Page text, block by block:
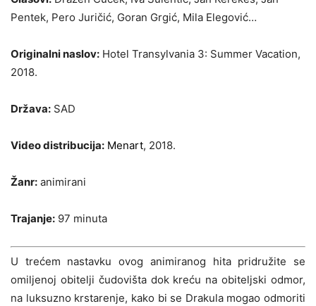
Pentek, Pero Juričić, Goran Grgić, Mila Elegović…
Originalni naslov: Hotel Transylvania 3: Summer Vacation,
2018.
Država: SAD
Video distribucija: Menart, 2018.
Žanr: animirani
Trajanje: 97 minuta
U trećem nastavku ovog animiranog hita pridružite se
omiljenoj obitelji čudovišta dok kreću na obiteljski odmor,
na luksuzno krstarenje, kako bi se Drakula mogao odmoriti